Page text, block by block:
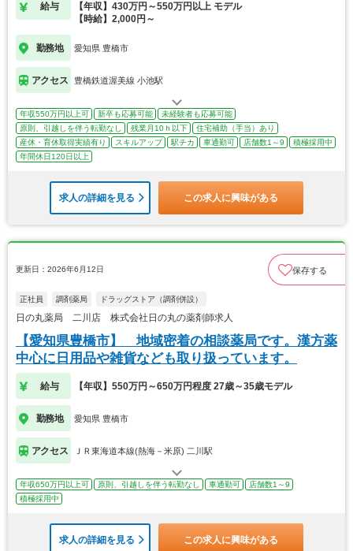
給与
【年収】430万円～550万円以上 モデル
【時給】2,000円～
勤務地 愛知県 豊橋市
アクセス 豊橋鉄道渥美線 小池駅
年収550万円以上可 新卒も応募可能
未経験者も応募可能
原則、引越しを伴う転勤なし
残業月10ｈ以下
住宅補助（手当）あり
産休・育休取得実績有り
スキルアップ 駅チカ 車通勤可 店舗数1～9
積極採用中
年間休日120日以上
求人の詳細を見る この求人に興味がある
更新日：2026年6月12日 保存する
正社員 調剤薬局 ドラッグストア（調剤併設）
日の丸薬局 二川店 株式会社日の丸の薬剤師求人
【愛知県豊橋市】 地域密着の相談薬局です。漢方薬
中心に日用品や雑貨なども取り扱っています。
給与 【年収】550万円～650万円程度 27歳～35歳モデル
勤務地 愛知県 豊橋市
アクセス ＪＲ東海道本線(熱海－米原) 二川駅
年収650万円以上可 原則、引越しを伴う転勤なし 車通勤可
店舗数1～9
積極採用中
求人の詳細を見る この求人に興味がある